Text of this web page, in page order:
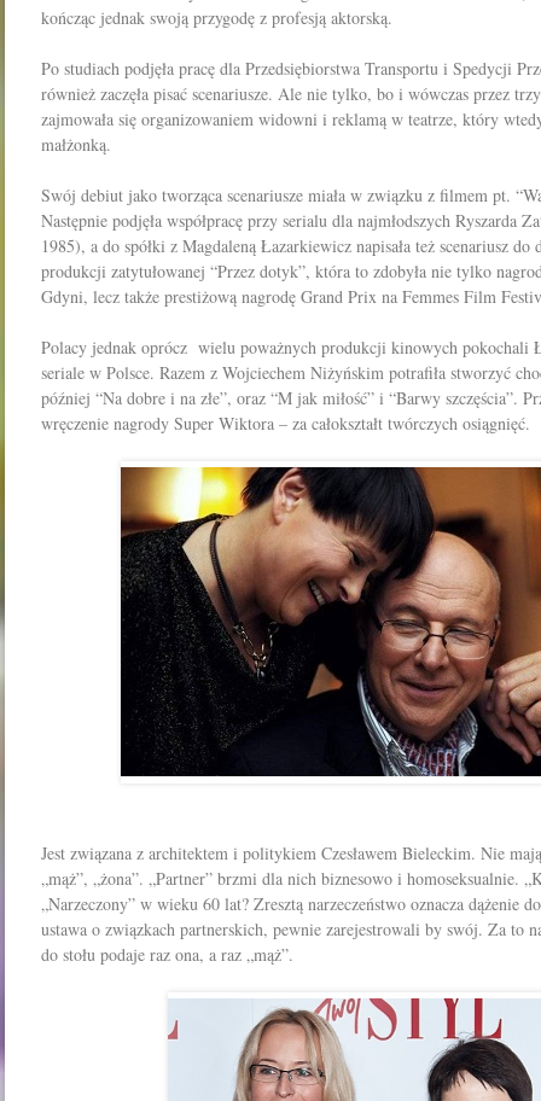
kończąc jednak swoją przygodę z profesją aktorską.
Po studiach podjęła pracę dla Przedsiębiorstwa Transportu i Spedycji
również zaczęła pisać scenariusze. Ale nie tylko, bo i wówczas przez
zajmowała się organizowaniem widowni i reklamą w teatrze, który
małżonką.
Swój debiut jako tworząca scenariusze miała w związku z filmem pt.
Następnie podjęła współpracę przy serialu dla najmłodszych Ryszarda
1985), a do spółki z Magdaleną Łazarkiewicz napisała też scenariusz
produkcji zatytułowanej “Przez dotyk”, która to zdobyła nie tylko
Gdyni, lecz także prestiżową nagrodę Grand Prix na Femmes Film
Polacy jednak oprócz wielu poważnych produkcji kinowych pokochali
seriale w Polsce. Razem z Wojciechem Niżyńskim potrafiła stworzyć
później “Na dobre i na złe”, oraz “M jak miłość” i “Barwy szczęścia”.
wręczenie nagrody Super Wiktora – za całokształt twórczych osiągnięć.
Jest związana z architektem i politykiem Czesławem Bieleckim. Nie
„mąż”, „żona”. „Partner” brzmi dla nich biznesowo i homoseksualnie.
„Narzeczony” w wieku 60 lat? Zresztą narzeczeństwo oznacza dążenie
ustawa o związkach partnerskich, pewnie zarejestrowali by swój. Za to
do stołu podaje raz ona, a raz „mąż”.